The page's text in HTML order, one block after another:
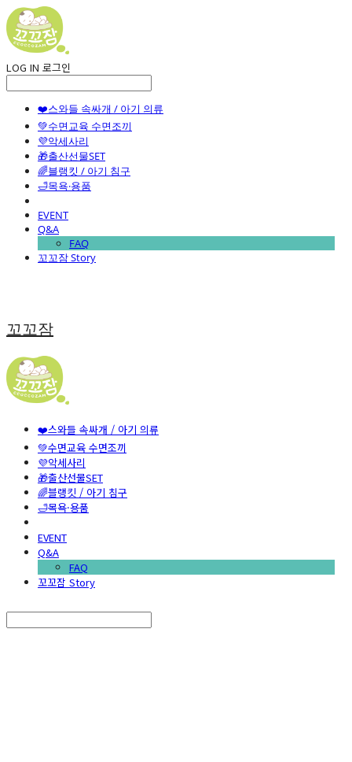
LOG IN 로그인
❤️스와들 속싸개 / 아기 의류
💚수면교육 수면조끼
💜악세사리
🎁출산선물SET
🌈블랭킷 / 아기 침구
🛁목욕·용품
EVENT
Q&A
FAQ
꼬꼬잠 Story
꼬꼬잠
❤️스와들 속싸개 / 아기 의류
💚수면교육 수면조끼
💜악세사리
🎁출산선물SET
🌈블랭킷 / 아기 침구
🛁목욕·용품
EVENT
Q&A
FAQ
꼬꼬잠 Story